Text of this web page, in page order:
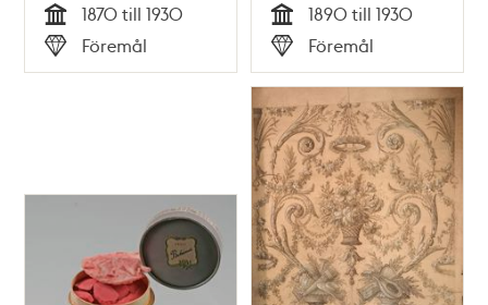
Tid
1870 till 1930
Typ
Föremål Tid
1890 till 1930
Typ
Föremål